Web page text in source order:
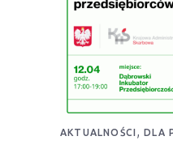
AKTUALNOŚCI ,DLA